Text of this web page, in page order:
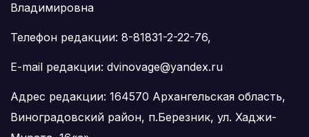
Владимировна
Телефон редакции: 8-81831-2-22-76,
E-mail редакции: dvinovage@yandex.ru
Адрес редакции: 164570 Архангельская область,
Виноградовский район, п.Березник, ул. Хаджи-